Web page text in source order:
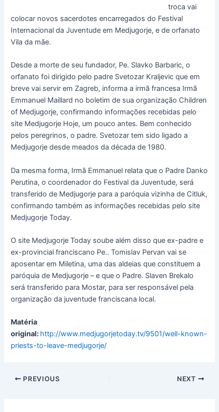
troca vai
colocar novos sacerdotes encarregados do Festival
Internacional da Juventude em Medjugorje, e de orfanato
Vila da mãe.
Desde a morte de seu fundador, Pe. Slavko Barbaric, o
orfanato foi dirigido pelo padre Svetozar Kraljevic que em
breve vai servir em Zagreb, informa a irmã francesa Irmã
Emmanuel Maillard no boletim de sua organização Children
of Medjugorje, confirmando informações recebidas pelo
site Medjugorje Hoje, um pouco antes. Bem conhecido
pelos peregrinos, o padre. Svetozar tem sido ligado a
Medjugorje desde meados da década de 1980.
Da mesma forma, Irmã Emmanuel relata que o Padre Danko
Perutina, o coordenador do Festival da Juventude, será
transferido de Medjugorje para a paróquia vizinha de Citluk,
confirmando também as informações recebidas pelo site
Medjugorje Today.
O site Medjugorje Today soube além disso que ex-padre e
ex-provincial franciscano Pe.. Tomislav Pervan vai se
aposentar em Miletina, uma das aldeias que constituem a
paróquia de Medjugorje – e que o Padre. Slaven Brekalo
será transferido para Mostar, para ser responsável pela
organização da juventude franciscana local.
Matéria
original: http://www.medjugorjetoday.tv/9501/well-known-
priests-to-leave-medjugorje/
PREVIOUS NEXT